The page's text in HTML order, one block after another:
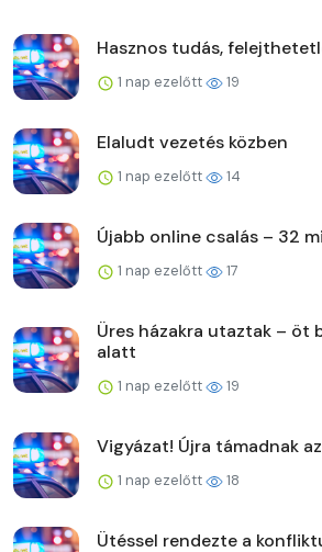
Hasznos tudás,
1 nap ezelőtt 19
Elaludt vezetés közben
1 nap ezelőtt 14
Újabb online csalás – 32
1 nap ezelőtt 17
Üres házakra utaztak – öt
alatt
1 nap ezelőtt 19
Vigyázat! Újra támadnak
1 nap ezelőtt 18
Ütéssel rendezte a